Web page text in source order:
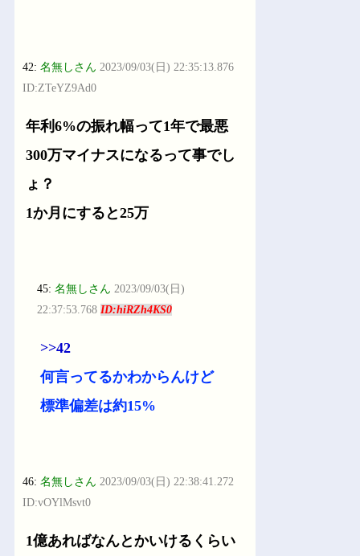
42:名無しさん 2023/09/03(日) 22:35:13.876
ID:ZTeYZ9Ad0
年利6%の振れ幅って1年で最悪
300万マイナスになるって事でし
ょ？
1か月にすると25万
45:名無しさん 2023/09/03(日)
22:37:53.768ID:hiRZh4KS0
>>42
何言ってるかわからんけど
標準偏差は約15%
46:名無しさん 2023/09/03(日) 22:38:41.272
ID:vOYlMsvt0
1億あればなんとかいけるくらい